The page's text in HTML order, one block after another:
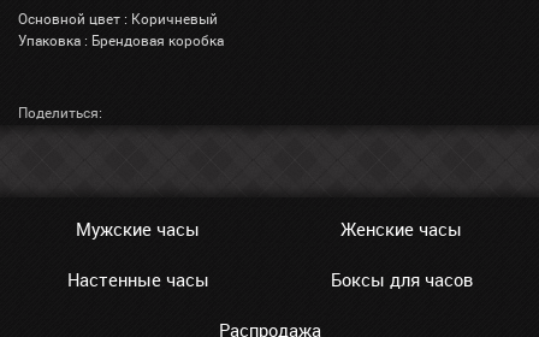
Основной цвет : Коричневый
Упаковка : Брендовая коробка
Поделиться:
Мужские часы Женские часы
Настенные часы Боксы для часов
Распродажа